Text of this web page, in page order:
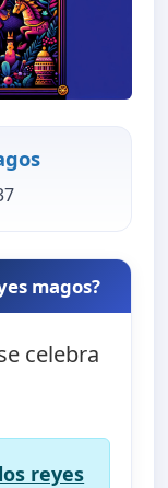
magos?
celebra
reyes